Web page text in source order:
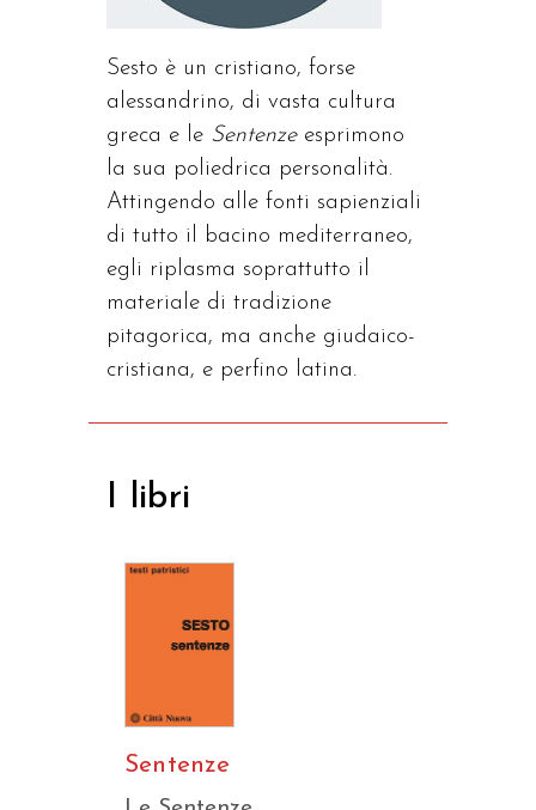
Sesto è un cristiano, forse
alessandrino, di vasta cultura
greca e le Sentenzeesprimono
la sua poliedrica personalità.
Attingendo alle fonti sapienziali
di tutto il bacino mediterraneo,
egli riplasma soprattutto il
materiale di tradizione
pitagorica, ma anche giudaico-
cristiana, e perfino latina.
I libri
Sentenze